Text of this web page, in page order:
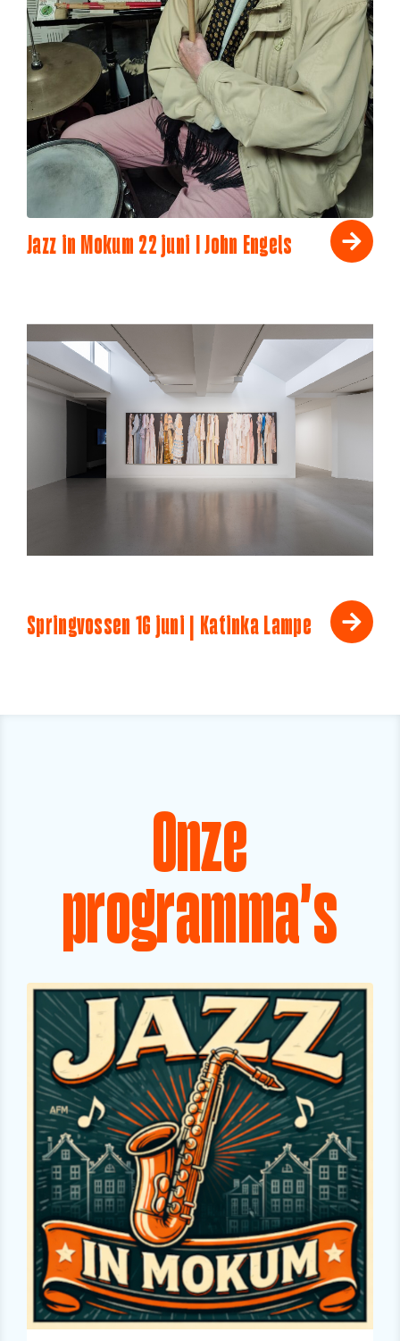
Jazz in Mokum 22 juni I John Engels
Springvossen 16 juni | Katinka Lampe
Onze
programma's